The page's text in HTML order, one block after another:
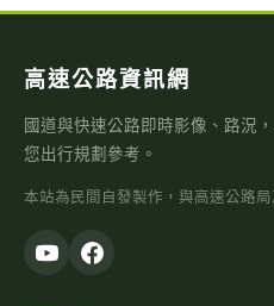
高速公路資訊網
國道與快速公路即時影像、路況
您出行規劃參考。
本站為民間自發製作，與高速公路局